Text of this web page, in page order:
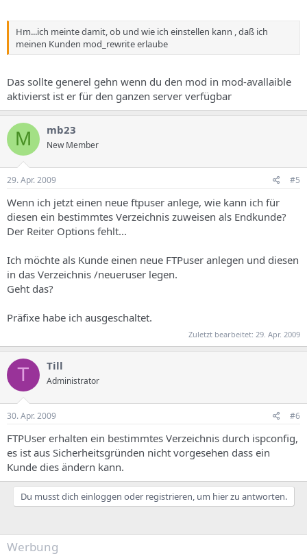
Hm...ich meinte damit, ob und wie ich einstellen kann , daß ich
meinen Kunden mod_rewrite erlaube
Das sollte generel gehn wenn du den mod in mod-avallaible
aktivierst ist er für den ganzen server verfügbar
M mb23
New Member
29. Apr. 2009 #5
Wenn ich jetzt einen neue ftpuser anlege, wie kann ich für
diesen ein bestimmtes Verzeichnis zuweisen als Endkunde?
Der Reiter Options fehlt...
Ich möchte als Kunde einen neue FTPuser anlegen und diesen
in das Verzeichnis /neueruser legen.
Geht das?
Präfixe habe ich ausgeschaltet.
Zuletzt bearbeitet: 29. Apr. 2009
T Till
Administrator
30. Apr. 2009 #6
FTPUser erhalten ein bestimmtes Verzeichnis durch ispconfig,
es ist aus Sicherheitsgründen nicht vorgesehen dass ein
Kunde dies ändern kann.
Du musst dich einloggen oder registrieren, um hier zu antworten.
Werbung